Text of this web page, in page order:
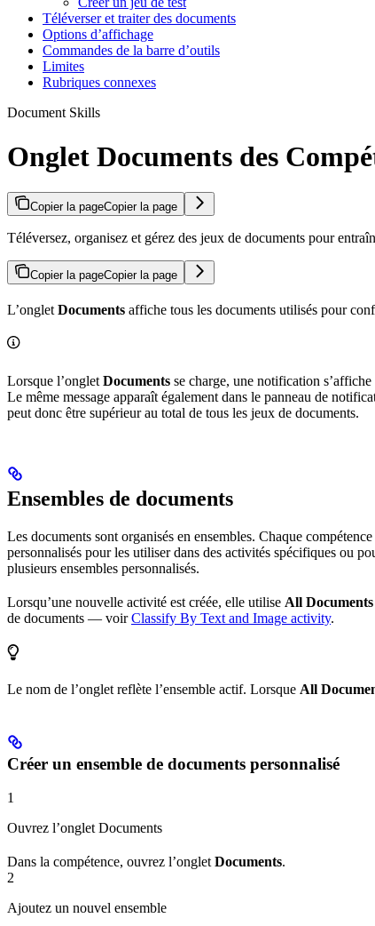
Téléverser et traiter des documents
Options d’affichage
Commandes de la barre d’outils
Limites
Rubriques connexes
Document Skills
Onglet Documents des
Copier la pageCopier la page
Téléversez, organisez et gérez des jeux de documents pour
Copier la pageCopier la page
L’onglet Documents affiche tous les documents utilisés pour
Lorsque l’onglet Documents se charge, une notification s’affiche
Le même message apparaît également dans le panneau de
peut donc être supérieur au total de tous les jeux de documents.
Ensembles de documents
Les documents sont organisés en ensembles. Chaque
personnalisés pour les utiliser dans des activités spécifiques ou
plusieurs ensembles personnalisés.
Lorsqu’une nouvelle activité est créée, elle utilise All Documents
de documents — voirClassify By Text and Image activity.
Le nom de l’onglet reflète l’ensemble actif. Lorsque All
Créer un ensemble de documents personnalisé
1
Ouvrez l’onglet Documents
Dans la compétence, ouvrez l’onglet Documents.
2
Ajoutez un nouvel ensemble